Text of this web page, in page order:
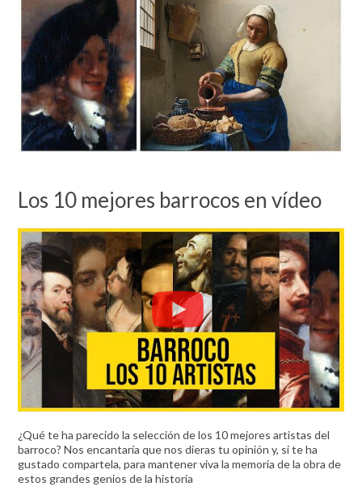
Los 10 mejores barrocos en vídeo
¿Qué te ha parecido la selección de los 10 mejores artistas del
barroco? Nos encantaría que nos dieras tu opinión y, si te ha
gustado compartela, para mantener viva la memoria de la obra de
estos grandes genios de la historia